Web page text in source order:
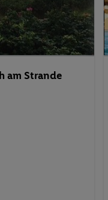
am Strande